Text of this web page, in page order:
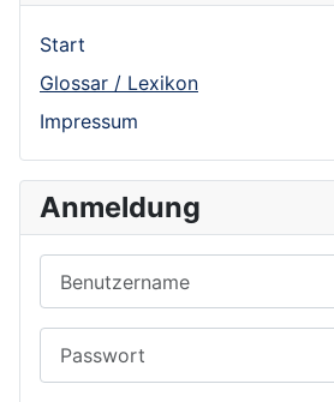
Start
Glossar / Lexikon
Impressum
Anmeldung